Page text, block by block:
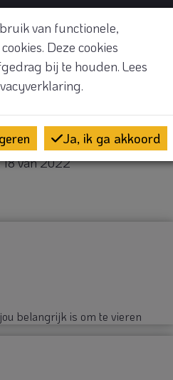
18 van 2022
belangrijk is om te vieren
van functionele,
Deze cookies
bij te houden. Lees
Ja, ik ga akkoord